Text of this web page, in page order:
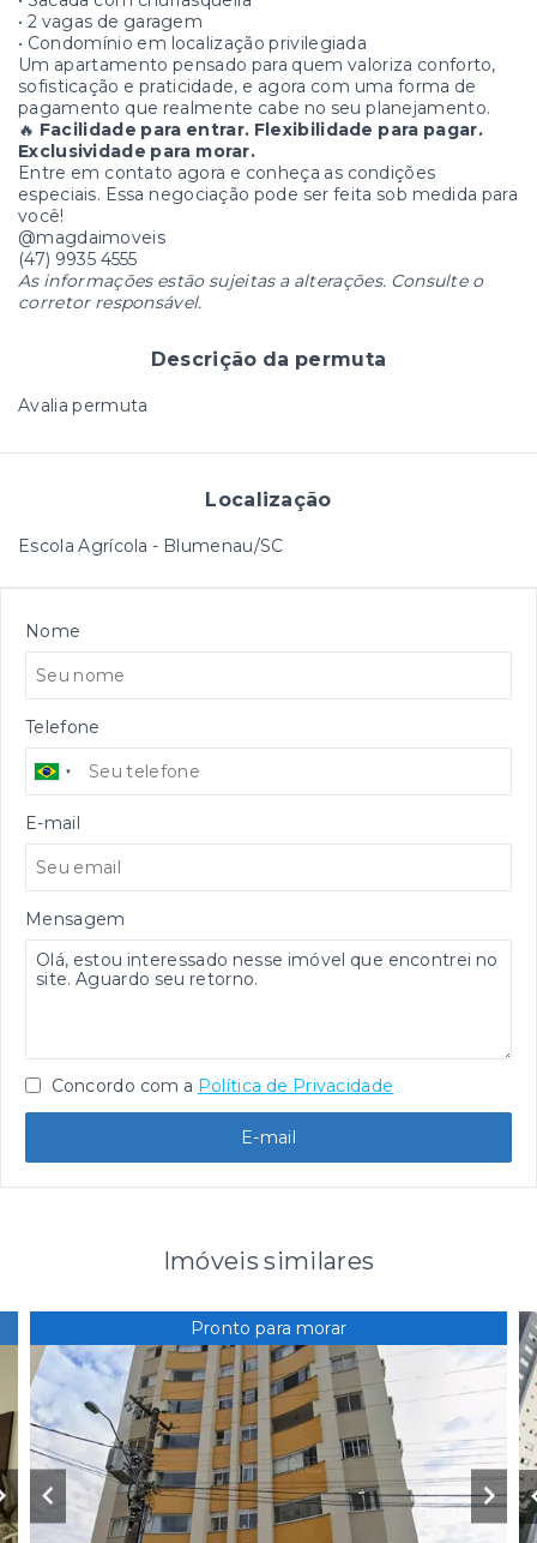
• 2 vagas de garagem
• Condomínio em localização privilegiada
Um apartamento pensado para quem valoriza conforto,
sofisticação e praticidade, e agora com uma forma de
pagamento que realmente cabe no seu planejamento.
🔥 Facilidade para entrar. Flexibilidade para pagar.
Exclusividade para morar.
Entre em contato agora e conheça as condições
especiais. Essa negociação pode ser feita sob medida para
você!
@magdaimoveis
(47) 9935 4555
As informações estão sujeitas a alterações. Consulte o
corretor responsável.
Descrição da permuta
Avalia permuta
Localização
Escola Agrícola - Blumenau/SC
Nome
Telefone
E-mail
Mensagem
Concordo com a Política de Privacidade
E-mail
Imóveis similares
Pronto para morar